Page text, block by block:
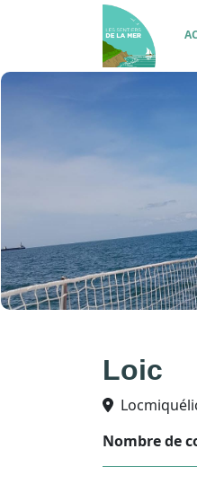
Aller au contenu principal
Loic
Nombre de